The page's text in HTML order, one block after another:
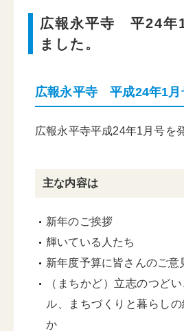
広報永平寺 平24年
ました。
広報永平寺 平成24年1月
広報永平寺平成24年1月号を
主な内容は
新年のご挨拶
輝いている人たち
新年度予算に皆さんのご意
（まちかど）立志のつど
ル、まちづくりと暮らし
か